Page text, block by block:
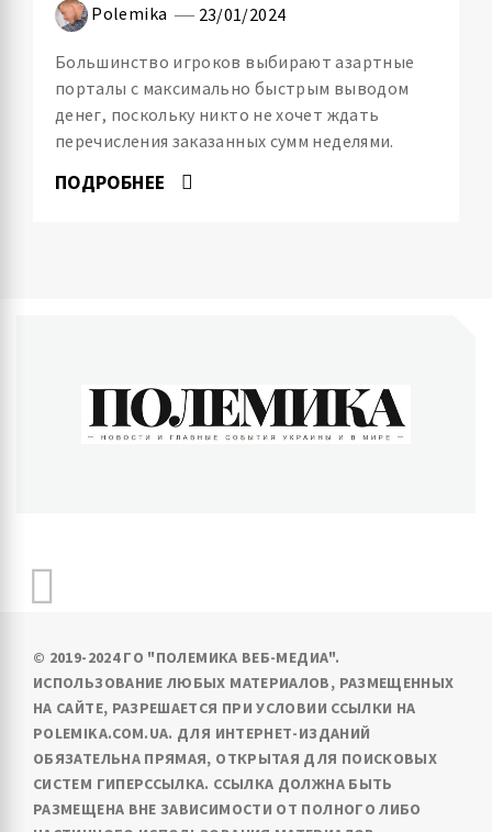
Polemika 23/01/2024
Большинство игроков выбирают азартные
порталы с максимально быстрым выводом
денег, поскольку никто не хочет ждать
перечисления заказанных сумм неделями.
ПОДРОБНЕЕ
© 2019-2024 ГО "ПОЛЕМИКА ВЕБ-МЕДИА".
ИСПОЛЬЗОВАНИЕ ЛЮБЫХ МАТЕРИАЛОВ, РАЗМЕЩЕННЫХ
НА САЙТЕ, РАЗРЕШАЕТСЯ ПРИ УСЛОВИИ ССЫЛКИ НА
POLEMIKA.COM.UA. ДЛЯ ИНТЕРНЕТ-ИЗДАНИЙ
ОБЯЗАТЕЛЬНА ПРЯМАЯ, ОТКРЫТАЯ ДЛЯ ПОИСКОВЫХ
СИСТЕМ ГИПЕРССЫЛКА. ССЫЛКА ДОЛЖНА БЫТЬ
РАЗМЕЩЕНА ВНЕ ЗАВИСИМОСТИ ОТ ПОЛНОГО ЛИБО